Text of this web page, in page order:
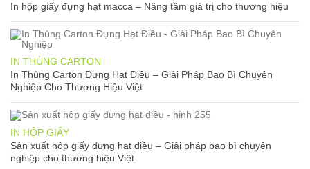
In hộp giấy đựng hạt macca – Nâng tầm giá trị cho thương hiệu
IN THÙNG CARTON
In Thùng Carton Đựng Hạt Điều – Giải Pháp Bao Bì Chuyên
Nghiệp Cho Thương Hiệu Việt
IN HỘP GIẤY
Sản xuất hộp giấy đựng hạt điều – Giải pháp bao bì chuyên
nghiệp cho thương hiệu Việt